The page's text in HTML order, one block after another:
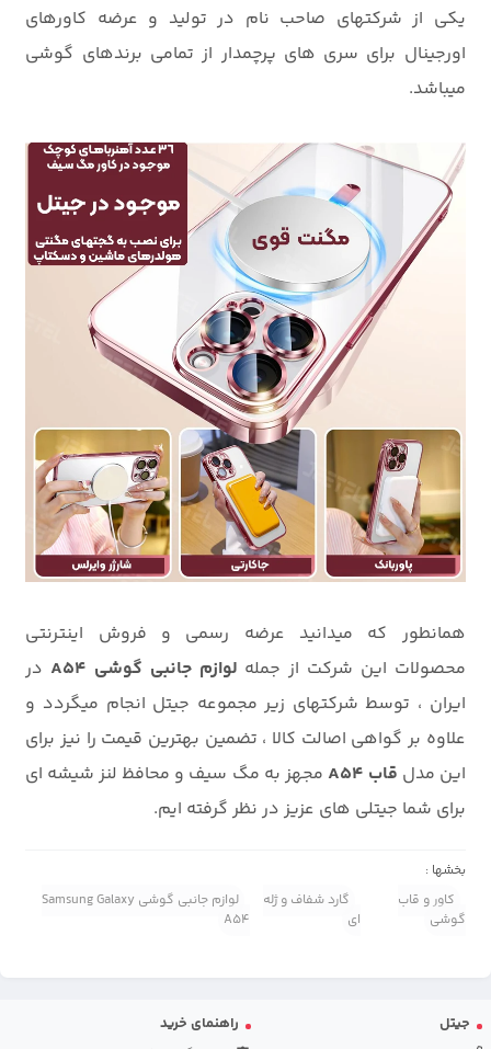
یکی از شرکتهای صاحب نام در تولید و عرضه کاورهای
اورجینال برای سری های پرچمدار از تمامی برندهای گوشی
میباشد.
همانطور که میدانید عرضه رسمی و فروش اینترنتی
محصولات این شرکت از جمله لوازم جانبی گوشی A54
در
ایران ، توسط شرکتهای زیر مجموعه جیتل انجام میگردد و
علاوه بر گواهی اصالت کالا ، تضمین بهترین قیمت را نیز برای
این مدل قاب A54
مجهز به مگ سیف و محافظ لنز شیشه ای
برای شما جیتلی های عزیز در نظر گرفته ایم.
بخشها :
کاور و قاب
گوشی
گارد شفاف و ژله
ای
لوازم جانبی گوشی Samsung Galaxy
A54
جیتل راهنمای خرید